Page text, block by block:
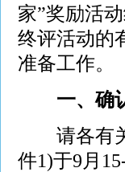
家”奖励活
终评活动的
准备工作。
一、确
请各有关
件1)于9月